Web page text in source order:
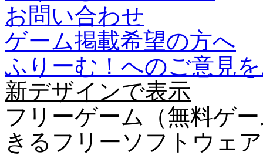
お問い合わせ
ゲーム掲載希望の方へ
ふりーむ！へのご意見
新デザインで表示
フリーゲーム（無料ゲ
きるフリーソフトウェ